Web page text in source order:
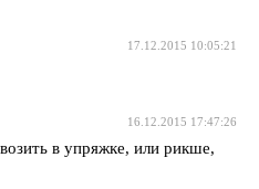
17.12.2015 10:05:21
16.12.2015 17:47:26
в упряжке, или рикше,